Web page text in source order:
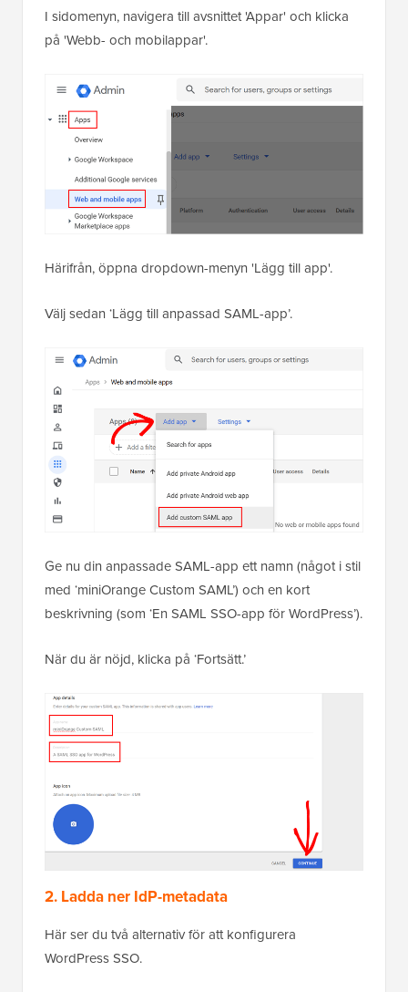
I sidomenyn, navigera till avsnittet 'Appar' och klicka
på 'Webb- och mobilappar'.
Härifrån, öppna dropdown-menyn 'Lägg till app'.
Välj sedan ‘Lägg till anpassad SAML-app’.
Ge nu din anpassade SAML-app ett namn (något i stil
med ‘miniOrange Custom SAML’) och en kort
beskrivning (som ‘En SAML SSO-app för WordPress’).
När du är nöjd, klicka på ‘Fortsätt.’
2. Ladda ner IdP-metadata
Här ser du två alternativ för att konfigurera
WordPress SSO.